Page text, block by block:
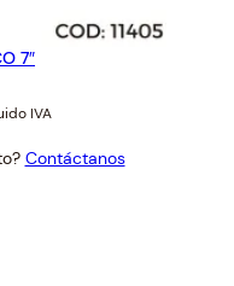
7″
IVA
Contáctanos